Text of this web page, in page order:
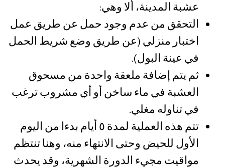
عشبة المدينة، ألا وهي:
التحقق من عدم وجود حمل عن طريق عمل
اختبار منزلي (عن طريق وضع شريط الحمل
في عينة البول).
ثم يتم إضافة ملعقة واحدة من مسحوق
العشبة في ماء ساخن أو أي مشروب ترغب
في تناوله مغلي.
تتم هذه العملية لمدة ٥ أيام بدءا من اليوم
الأول للحيض وحتى الانتهاء منه، وهنا تنتظم
مواقيت مجيء الدورة الشهرية، وقد يحدث